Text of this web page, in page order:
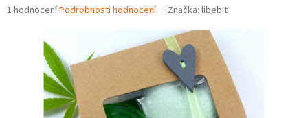
Průměrné
hvězdiček.
1 hodnoceníPodrobnosti hodnocení Značka: libebit